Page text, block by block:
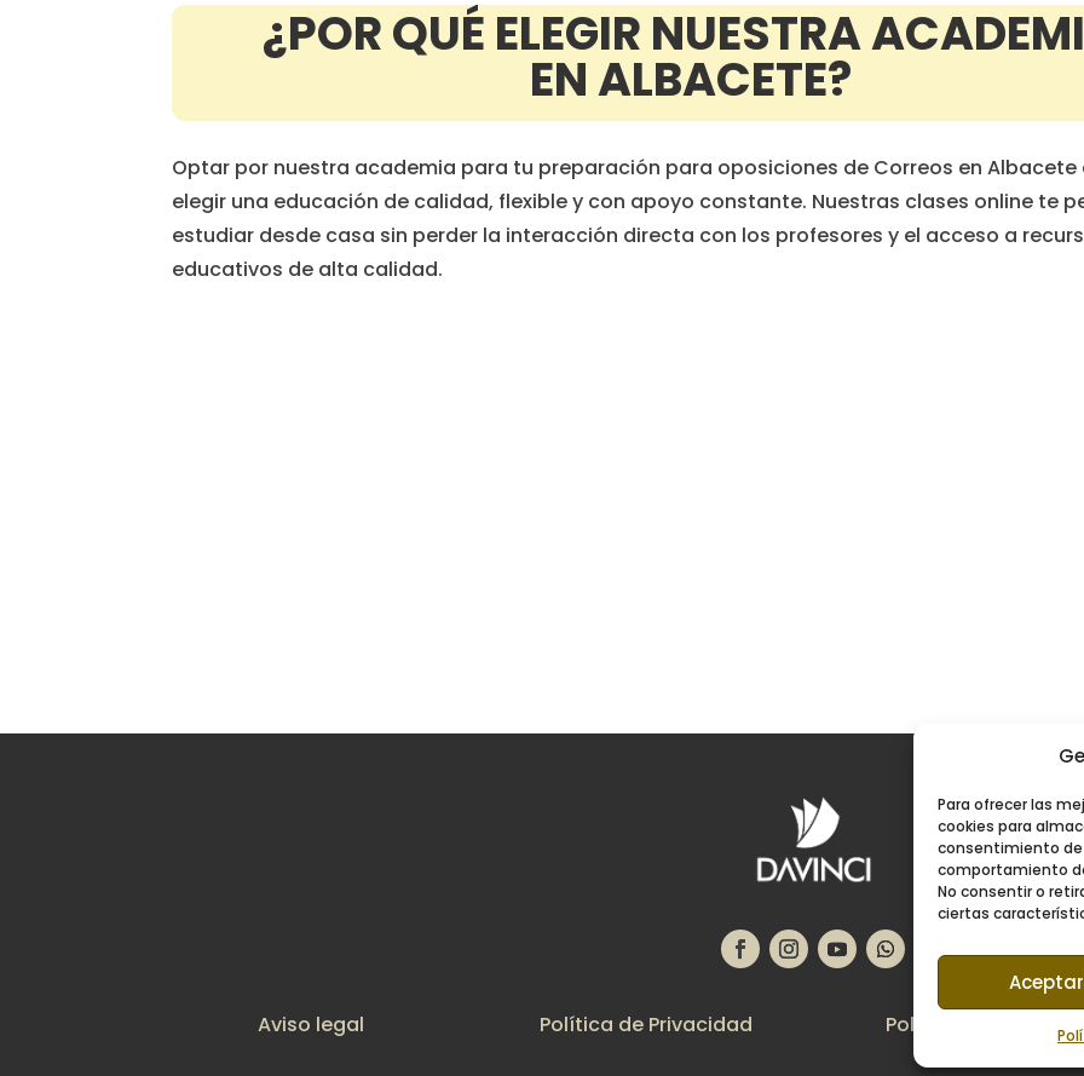
Para ofrecer las
cookies para
consentimiento
comportamiento
No consentir o
ciertas
Aceptar
¿POR QUÉ ELEGIR NUESTRA
EN ALBACETE?
Optar por nuestra academia para tu preparación para oposiciones de Correos en Albacete
elegir una educación de calidad, flexible y con apoyo constante. Nuestras clases online te
estudiar desde casa sin perder la interacción directa con los profesores y el acceso a
educativos de alta calidad.
Aviso legal Política de Privacidad Política de Cookies